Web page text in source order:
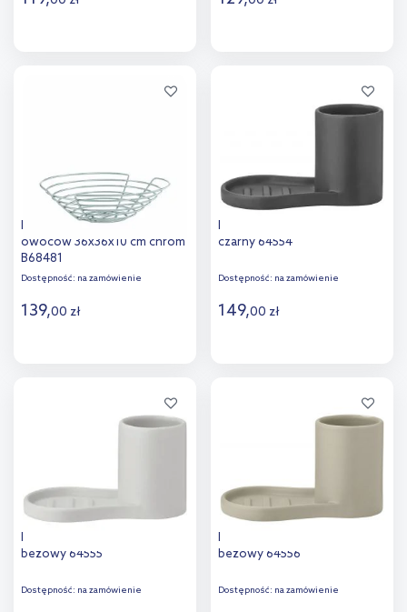
Blomus Wires kosz do
owoców 36x36x10 cm chrom
B68481
Dostępność: na zamówienie
139,00 zł
Blomus Piro organizer na blat
czarny 64554
Dostępność: na zamówienie
149,00 zł
Blomus Piro organizer na blat
beżowy 64555
Dostępność: na zamówienie
Blomus Piro organizer na blat
beżowy 64556
Dostępność: na zamówienie